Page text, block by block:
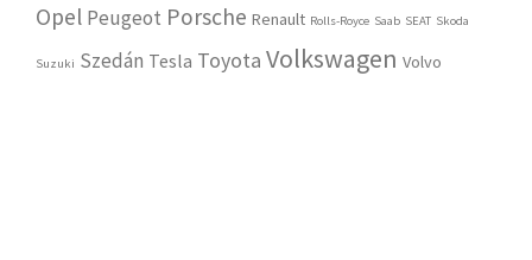
Opel Peugeot Porsche Renault Rolls-Royce Saab SEAT Skoda
Suzuki Szedán Tesla Toyota Volkswagen Volvo